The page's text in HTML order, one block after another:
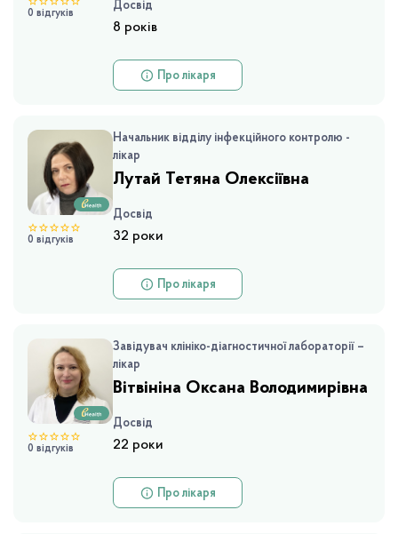
0 відгуків
Досвід
8 років
Про лікаря
0 відгуків
Лутай Тетяна Олексіївна
Досвід
32 роки
Про лікаря
0 відгуків
Вітвініна Оксана Володимирівна
Досвід
22 роки
Про лікаря